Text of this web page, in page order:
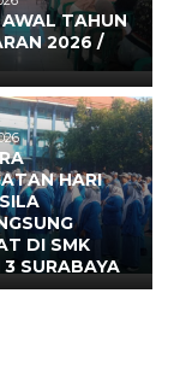
TAHUN
2026 /
HARI
DI SMK
3 SURABAYA